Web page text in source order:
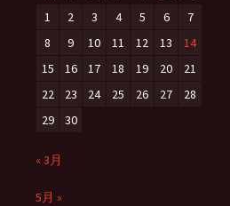
ゲ
シ
1
2 3 4 5 6
7
8
9 10 11 12 13
14
15
16 17 18 19 20
21
22
23 24 25 26 27
28
29
30
« 3月
5月 »